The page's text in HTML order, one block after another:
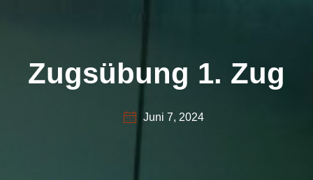
Zugsübung 1. Zug
Juni 7, 2024